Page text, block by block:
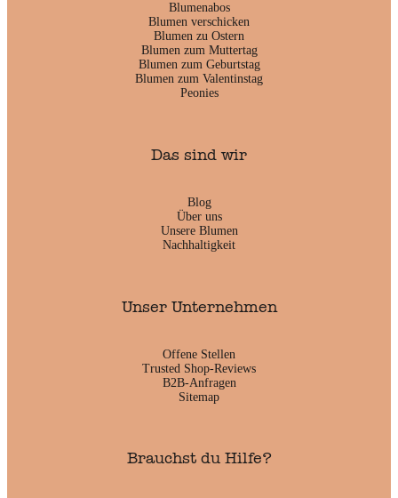
Blumenabos
Blumen verschicken
Blumen zu Ostern
Blumen zum Muttertag
Blumen zum Geburtstag
Blumen zum Valentinstag
Peonies
Das sind wir
Blog
Über uns
Unsere Blumen
Nachhaltigkeit
Unser Unternehmen
Offene Stellen
Trusted Shop-Reviews
B2B-Anfragen
Sitemap
Brauchst du Hilfe?